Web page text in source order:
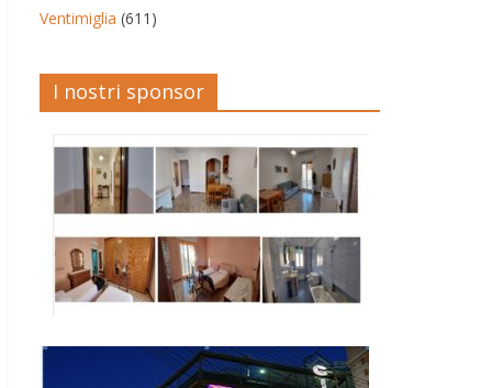
Ventimiglia (611)
I nostri sponsor